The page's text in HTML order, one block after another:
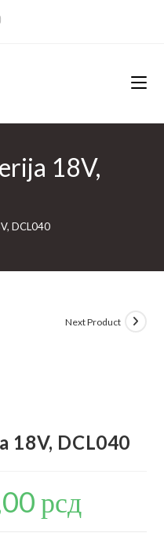
18V,
DCL040
Next Product
18V, DCL040
рсдje: